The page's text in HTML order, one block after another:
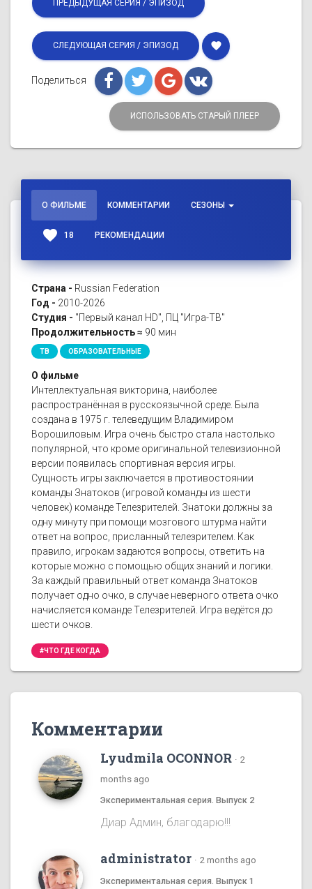
ПРЕДЫДУЩАЯ СЕРИЯ / ЭПИЗОД
СЛЕДУЮЩАЯ СЕРИЯ / ЭПИЗОД favorite
Поделиться
ИСПОЛЬЗОВАТЬ СТАРЫЙ ПЛЕЕР
О ФИЛЬМЕ КОММЕНТАРИИ СЕЗОНЫ
favorite 18 РЕКОМЕНДАЦИИ
Страна - Russian Federation
Год - 2010-2026
Студия - "Первый канал HD", ПЦ "Игра-ТВ"
Продолжительность ≈ 90 мин
ТВ ОБРАЗОВАТЕЛЬНЫЕ
О фильме
Интеллектуальная викторина, наиболее
распространённая в русскоязычной среде. Была
создана в 1975 г. телеведущим Владимиром
Ворошиловым. Игра очень быстро стала настолько
популярной, что кроме оригинальной телевизионной
версии появилась спортивная версия игры.
Сущность игры заключается в противостоянии
команды Знатоков (игровой команды из шести
человек) команде Телезрителей. Знатоки должны за
одну минуту при помощи мозгового штурма найти
ответ на вопрос, присланный телезрителем. Как
правило, игрокам задаются вопросы, ответить на
которые можно с помощью общих знаний и логики.
За каждый правильный ответ команда Знатоков
получает одно очко, в случае неверного ответа очко
начисляется команде Телезрителей. Игра ведётся до
шести очков.
#ЧТО ГДЕ КОГДА
Комментарии
Lyudmila OCONNOR · 2
months ago
Экспериментальная серия. Выпуск 2
Диар Админ, благодарю!!!
administrator · 2 months ago
Экспериментальная серия. Выпуск 1